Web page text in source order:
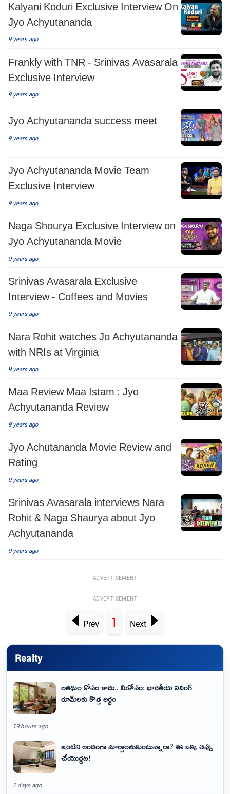
Kalyani Koduri Exclusive Interview On
Jyo Achyutananda
9 years ago
Frankly with TNR - Srinivas Avasarala
Exclusive Interview
9 years ago
Jyo Achyutananda success meet
9 years ago
Jyo Achyutananda Movie Team
Exclusive Interview
9 years ago
Naga Shourya Exclusive Interview on
Jyo Achyutananda Movie
9 years ago
Srinivas Avasarala Exclusive
Interview - Coffees and Movies
9 years ago
Nara Rohit watches Jo Achyutananda
with NRIs at Virginia
9 years ago
Maa Review Maa Istam : Jyo
Achyutananda Review
9 years ago
Jyo Achutananda Movie Review and
Rating
9 years ago
Srinivas Avasarala interviews Nara
Rohit & Naga Shaurya about Jyo
Achyutananda
9 years ago
ADVERTISEMENT
ADVERTISEMENT
Prev 1 Next
Realty
అతిథుల కోసం కాదు.. మీకోసం: భారతీయ లివింగ్
రూమ్‌లకు కొత్త అర్థం
19 hours ago
ఇంటిని అందంగా మార్చాలనుకుంటున్నారా? ఈ ఒక్క తప్పు
చేయొద్దట!
2 days ago